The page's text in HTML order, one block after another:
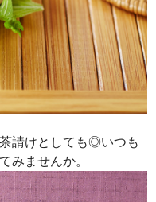
請けとしても◎いつも
みませんか。